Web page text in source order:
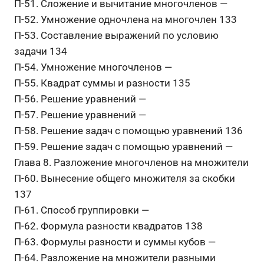
П-51. Сложение и вычитание многочленов —
П-52. Умножение одночлена на многочлен 133
П-53. Составление выражений по условию
задачи 134
П-54. Умножение многочленов —
П-55. Квадрат суммы и разности 135
П-56. Решение уравнений —
П-57. Решение уравнений —
П-58. Решение задач с помощью уравнений 136
П-59. Решение задач с помощью уравнений —
Глава 8. Разложение многочленов на множители
П-60. Вынесение общего множителя за скобки
137
П-61. Способ группировки —
П-62. Формула разности квадратов 138
П-63. Формулы разности и суммы кубов —
П-64. Разложение на множители разными